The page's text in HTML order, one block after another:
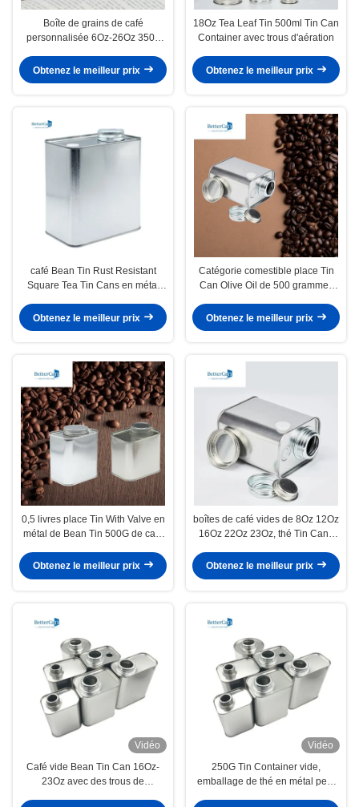
Boîte de grains de café
personnalisée 6Oz-26Oz 350g
Obtenez le meilleur prix
18Oz Tea Leaf Tin 500ml Tin Can
Container avec trous d'aération
Obtenez le meilleur prix
café Bean Tin Rust Resistant
Square Tea Tin Cans en métal
Obtenez le meilleur prix
Catégorie comestible place Tin
Can Olive Oil de 500 grammes
Obtenez le meilleur prix
0,5 livres place Tin With Valve en
métal de Bean Tin 500G de café
Obtenez le meilleur prix
boîtes de café vides de 8Oz 12Oz
16Oz 22Oz 23Oz, thé Tin Cans
Obtenez le meilleur prix
Vidéo
Café vide Bean Tin Can 16Oz-
23Oz avec des trous de
Vidéo
250G Tin Container vide,
emballage de thé en métal peut